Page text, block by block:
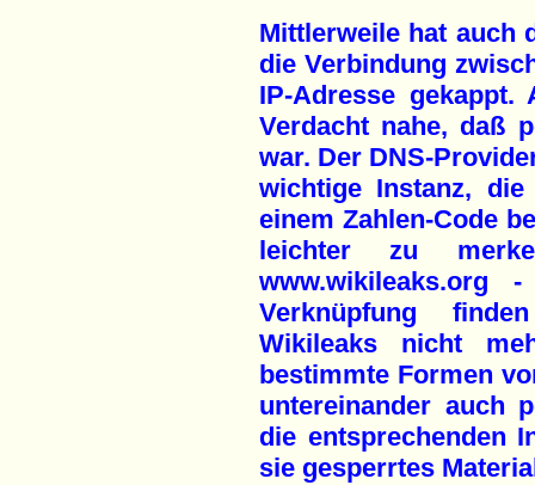
Mittlerweile hat auch
die Verbindung
IP-Adresse
Verdacht nahe, daß
war. Der DNS-
wichtige Instanz,
einem Zahlen-Code
leichter zu
www.wikileaks.org
Verknüpfung
Wikileaks nicht
bestimmte Formen
untereinander auch
die entsprechenden
sie gesperrtes